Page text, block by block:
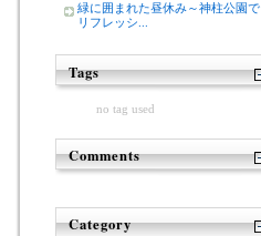
緑に囲まれた昼休み～神柱公園で
リフレッシ...
Tags
no tag used
Comments
Category